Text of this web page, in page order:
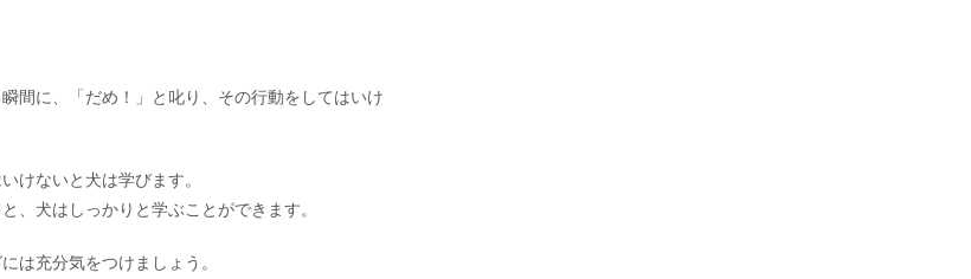
間に、「だめ！」と叱り、その行動をしてはいけ
けないと犬は学びます。
、犬はしっかりと学ぶことができます。
は充分気をつけましょう。